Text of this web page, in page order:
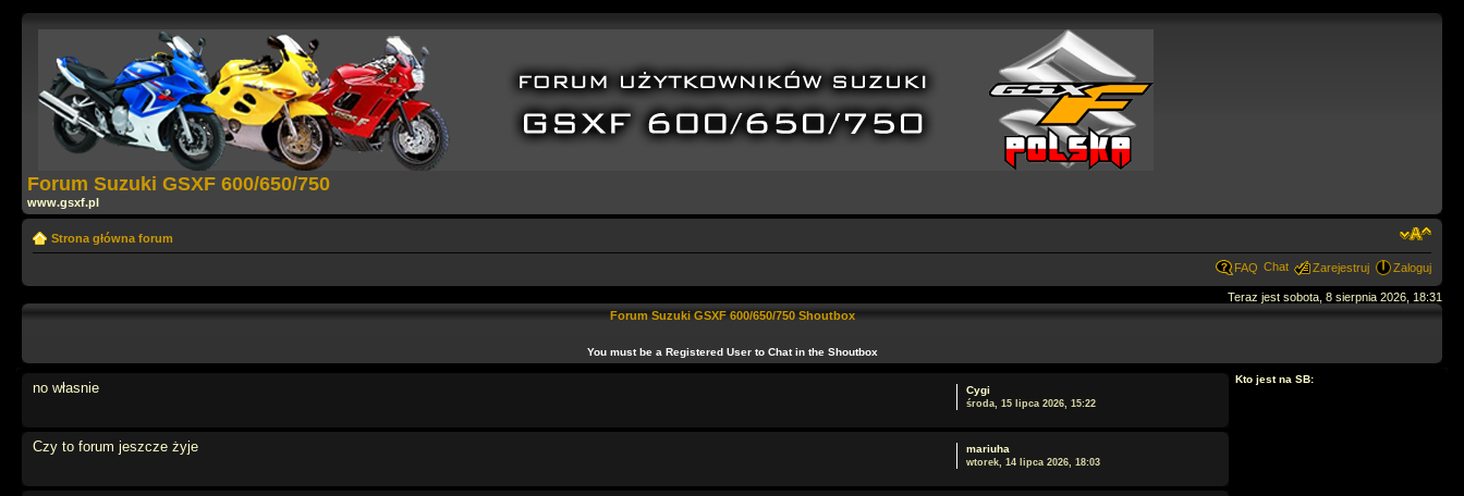
Forum Suzuki GSXF 600/650/750
www.gsxf.pl
Strona główna forum
FAQ Chat Zarejestruj Zaloguj
Teraz jest sobota, 8 sierpnia 2026, 18:31
Forum Suzuki GSXF 600/650/750 Shoutbox
You must be a Registered User to Chat in the Shoutbox
no własnie Cygi
środa, 15 lipca 2026, 15:22
Czy to forum jeszcze żyje mariuha
wtorek, 14 lipca 2026, 18:03
Kto jest na SB: